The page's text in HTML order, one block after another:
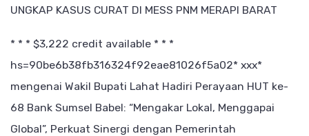
UNGKAP KASUS CURAT DI MESS PNM MERAPI BARAT
* * * $3,222 credit available * * *
hs=90be6b38fb316324f92eae81026f5a02* ххх*
mengenai Wakil Bupati Lahat Hadiri Perayaan HUT ke-
68 Bank Sumsel Babel: “Mengakar Lokal, Menggapai
Global”, Perkuat Sinergi dengan Pemerintah